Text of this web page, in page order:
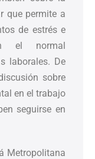
que permite a
de estrés e
el normal
laborales. De
sobre
en el trabajo
seguirse en
Metropolitana